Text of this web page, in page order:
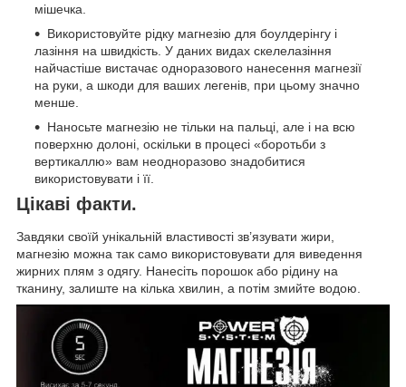
мішечка.
Використовуйте рідку магнезію для боулдерінгу і
лазіння на швидкість. У даних видах скелелазіння
найчастіше вистачає одноразового нанесення магнезії
на руки, а шкоди для ваших легенів, при цьому значно
менше.
Наносьте магнезію не тільки на пальці, але і на всю
поверхню долоні, оскільки в процесі «боротьби з
вертикаллю» вам неодноразово знадобитися
використовувати і її.
Цікаві факти.
Завдяки своїй унікальній властивості зв’язувати жири,
магнезію можна так само використовувати для виведення
жирних плям з одягу. Нанесіть порошок або рідину на
тканину, залиште на кілька хвилин, а потім змийте водою.